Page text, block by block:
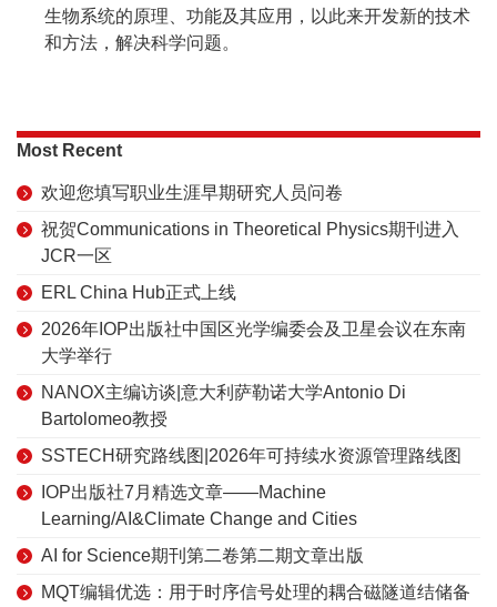
生物系统的原理、功能及其应用，以此来开发新的技术
和方法，解决科学问题。
Most Recent
欢迎您填写职业生涯早期研究人员问卷
祝贺Communications in Theoretical Physics期刊进入
JCR一区
ERL China Hub正式上线
2026年IOP出版社中国区光学编委会及卫星会议在东南
大学举行
NANOX主编访谈|意大利萨勒诺大学Antonio Di
Bartolomeo教授
SSTECH研究路线图|2026年可持续水资源管理路线图
IOP出版社7月精选文章——Machine
Learning/AI&Climate Change and Cities
AI for Science期刊第二卷第二期文章出版
MQT编辑优选：用于时序信号处理的耦合磁隧道结储备